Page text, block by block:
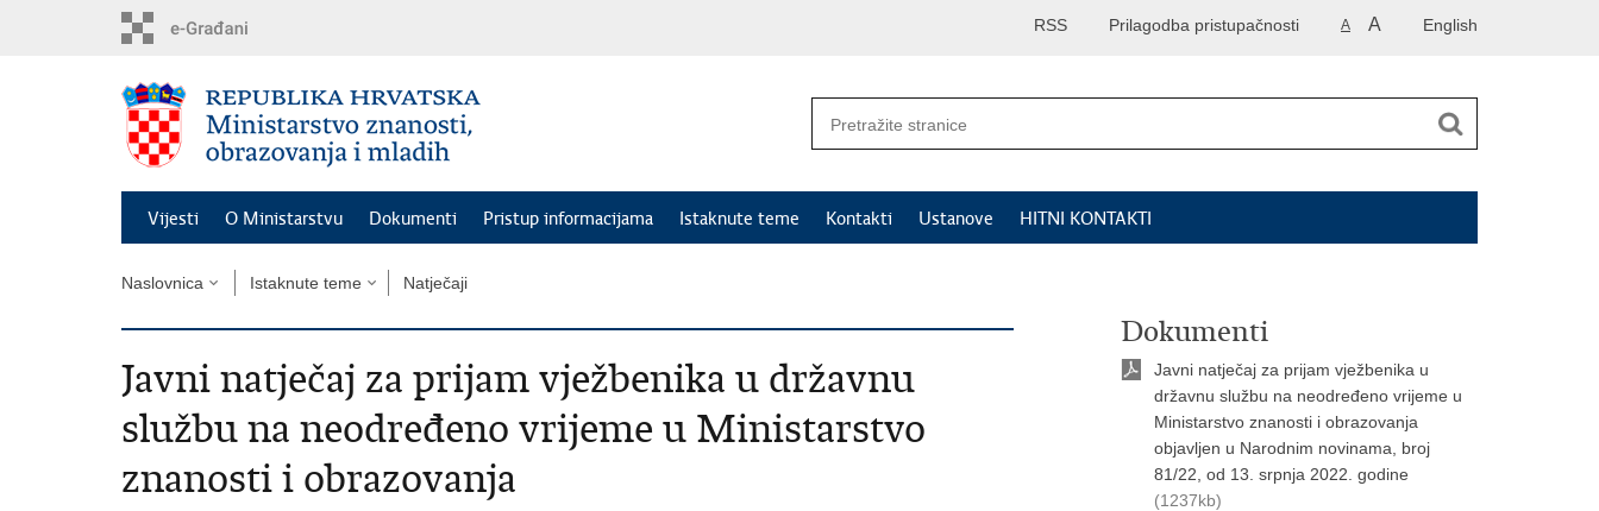
English
A A
Prilagodba pristupačnosti
RSS
Vijesti O Ministarstvu Dokumenti Pristup informacijama Istaknute teme Kontakti Ustanove HITNI KONTAKTI
Naslovnica Istaknute teme Natječaji
Javni natječaj za prijam vježbenika u državnu
službu na neodređeno vrijeme u Ministarstvo
znanosti i obrazovanja
Dokumenti
Javni natječaj za prijam vježbenika u
državnu službu na neodređeno vrijeme u
Ministarstvo znanosti i obrazovanja
objavljen u Narodnim novinama, broj
81/22, od 13. srpnja 2022. godine
(1237kb)